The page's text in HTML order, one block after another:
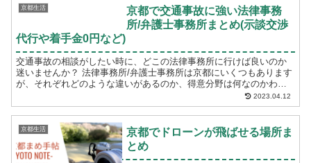
京都生活
京都で交通事故に強い法律事務
所/弁護士事務所まとめ(示談交渉
代行や着手金0円など)
交通事故の相談がしたい時に、どこの法律事務所に行けば良いのか
迷いませんか？ 法律事務所/弁護士事務所は京都にいくつもあります
が、それぞれどのような違いがあるのか、得意分野は何なのかわか
2023.04.12
京都生活
京都でドローンが飛ばせる場所ま
とめ